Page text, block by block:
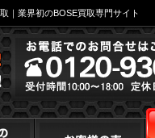
｜業界初のBOSE買取専門サイト